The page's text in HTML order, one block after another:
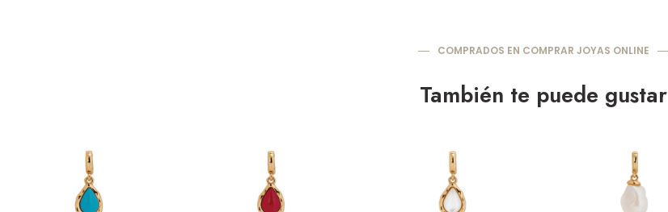
COMPRADOS EN COMPRAR JOYAS ONLINE
También te puede gustar